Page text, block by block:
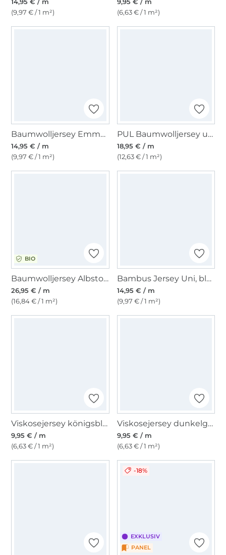
14,95 € / m
(9,97 € / 1 m²)
9,95 € / m
(6,63 € / 1 m²)
Baumwolljersey Emma gestreift, pastellblau
14,95 € / m
(9,97 € / 1 m²)
PUL Baumwolljersey uni, weiß
18,95 € / m
(12,63 € / 1 m²)
BIO
Baumwolljersey Albstoffe Hamburger Liebe Botanical Herbs, Wildwiese
26,95 € / m
(16,84 € / 1 m²)
Bambus Jersey Uni, blaupetrol
14,95 € / m
(9,97 € / 1 m²)
Viskosejersey königsblau
9,95 € / m
(6,63 € / 1 m²)
Viskosejersey dunkelgrün
9,95 € / m
(6,63 € / 1 m²)
EXKLUSIV
PANEL
-18%